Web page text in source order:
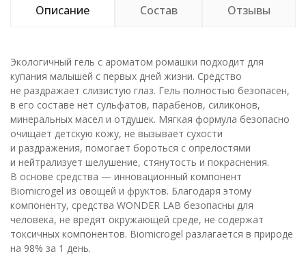
Описание Состав Отзывы
Экологичный гель с ароматом ромашки подходит для
купания малышей с первых дней жизни. Средство
не раздражает слизистую глаз. Гель полностью безопасен,
в его составе нет сульфатов, парабенов, силиконов,
минеральных масел и отдушек. Мягкая формула безопасно
очищает детскую кожу, не вызывает сухости
и раздражения, помогает бороться с опрелостями
и нейтрализует шелушение, стянутость и покраснения.
В основе средства — инновационный компонент
Biomicrogel из овощей и фруктов. Благодаря этому
компоненту, средства WONDER LAB безопасны для
человека, не вредят окружающей среде, не содержат
токсичных компонентов. Biomicrogel разлагается в природе
на 98% за 1 день.